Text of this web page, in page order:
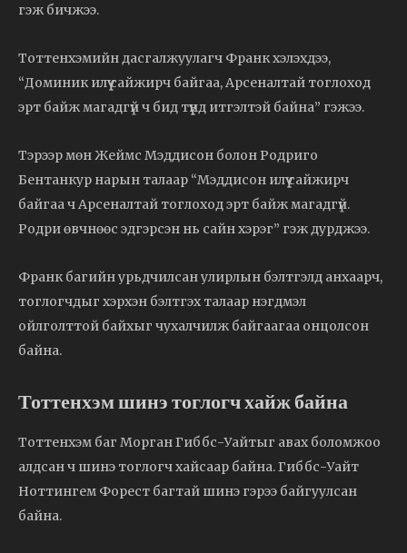
гэж бичжээ.
Тоттенхэмийн дасгалжуулагч Франк хэлэхдээ,
“Доминик илүү сайжирч байгаа, Арсеналтай тоглоход
эрт байж магадгүй ч бид түүнд итгэлтэй байна” гэжээ.
Тэрээр мөн Жеймс Мэддисон болон Родриго
Бентанкур нарын талаар “Мэддисон илүү сайжирч
байгаа ч Арсеналтай тоглоход эрт байж магадгүй.
Родри өвчнөөс эдгэрсэн нь сайн хэрэг” гэж дурджээ.
Франк багийн урьдчилсан улирлын бэлтгэлд анхаарч,
тоглогчдыг хэрхэн бэлтгэх талаар нэгдмэл
ойлголттой байхыг чухалчилж байгаагаа онцолсон
байна.
Тоттенхэм шинэ тоглогч хайж байна
Тоттенхэм баг Морган Гиббс-Уайтыг авах боломжоо
алдсан ч шинэ тоглогч хайсаар байна. Гиббс-Уайт
Ноттингем Форест багтай шинэ гэрээ байгуулсан
байна.